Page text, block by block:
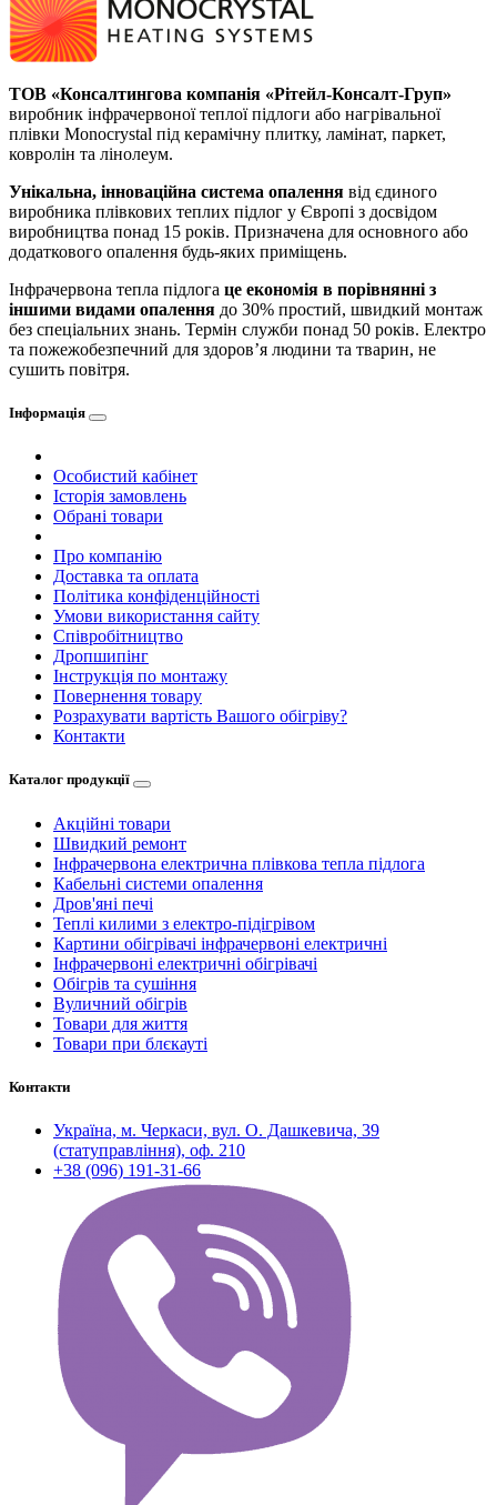
ТОВ «Консалтингова компанія «Рітейл-Консалт-Груп»
виробник інфрачервоної теплої підлоги або нагрівальної
плівки Monocrystal під керамічну плитку, ламінат, паркет,
ковролін та лінолеум.
Унікальна, інноваційна система опалення від єдиного
виробника плівкових теплих підлог у Європі з досвідом
виробництва понад 15 років. Призначена для основного або
додаткового опалення будь-яких приміщень.
Інфрачервона тепла підлога це економія в порівнянні з
іншими видами опалення до 30% простий, швидкий монтаж
без спеціальних знань. Термін служби понад 50 років. Електро
та пожежобезпечний для здоров’я людини та тварин, не
сушить повітря.
Інформація
Особистий кабінет
Історія замовлень
Обрані товари
Про компанію
Доставка та оплата
Політика конфіденційності
Умови використання сайту
Співробітництво
Дропшипінг
Інструкція по монтажу
Повернення товару
Розрахувати вартість Вашого обігріву?
Контакти
Каталог продукції
Акційні товари
Швидкий ремонт
Інфрачервона електрична плівкова тепла підлога
Кабельні системи опалення
Дров'яні печі
Теплі килими з електро-підігрівом
Картини обігрівачі інфрачервоні електричні
Інфрачервоні електричні обігрівачі
Обігрів та сушіння
Вуличний обігрів
Товари для життя
Товари при блєкауті
Контакти
Україна, м. Черкаси, вул. О. Дашкевича, 39
(статуправління), оф. 210
+38 (096) 191-31-66